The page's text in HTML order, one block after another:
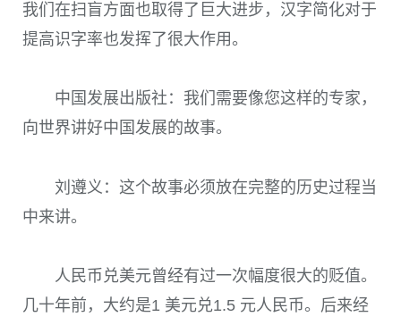
我们在扫盲方面也取得了巨大进步，汉字简化对于
提高识字率也发挥了很大作用。
中国发展出版社：我们需要像您这样的专家，
向世界讲好中国发展的故事。
刘遵义：这个故事必须放在完整的历史过程当
中来讲。
人民币兑美元曾经有过一次幅度很大的贬值。
几十年前，大约是1 美元兑1.5 元人民币。后来经